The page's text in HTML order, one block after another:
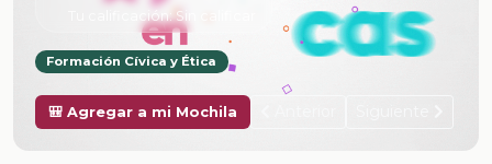
Tu calificación:Sin calificar
Formación Cívica y Ética
🎒 Agregar a mi Mochila